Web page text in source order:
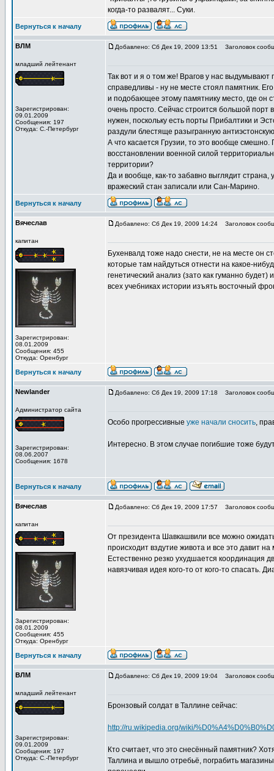
когда-то развалят... Суки.
Вернуться к началу
ВЛМ
младший лейтенант
Зарегистрирован:
09.01.2009
Сообщения: 197
Откуда: С.-Петербург
Добавлено: Сб Дек 19, 2009 13:51 Заголовок
Так вот и я о том же! Врагов у нас
справедливы - ну не месте стоял памятник.
и подобающее этому памятнику место, где он
очень просто. Сейчас строится большой порт
нужен, поскольку есть порты Прибалтики и
раздули блестяще разыгранную
А что касается Грузии, то это вообще смешно.
восстановлении военной силой
территории?
Да и вообще, как-то забавно выглядит
вражеский стан записали или Сан-Марино.
Вернуться к началу
Вячеслав
капитан
Зарегистрирован:
08.01.2009
Сообщения: 455
Откуда: Оренбург
Добавлено: Сб Дек 19, 2009 14:24 Заголовок
Бухенвалд тоже надо снести, не на месте он
которые там найдуться отнести на какое-
генетический анализ (зато как гуманно
всех учебниках истории изъять восточный
Вернуться к началу
Newlander
Администратор сайта
Зарегистрирован:
08.06.2007
Сообщения: 1678
Добавлено: Сб Дек 19, 2009 17:18 Заголовок
Особо прогрессивные уже начали сносить,
Интересно. В этом случае погибшие тоже
Вернуться к началу
Вячеслав
капитан
Зарегистрирован:
08.01.2009
Сообщения: 455
Откуда: Оренбург
Добавлено: Сб Дек 19, 2009 17:57 Заголовок
От президента Шавкашвили все можно
происходит вздутие живота и все это давит
Естественно резко ухудшается координация
навязчивая идея кого-то от кого-то спасать.
Вернуться к началу
ВЛМ
младший лейтенант
Зарегистрирован:
09.01.2009
Сообщения: 197
Откуда: С.-Петербург
Добавлено: Сб Дек 19, 2009 19:04 Заголовок
Бронзовый солдат в Таллине сейчас:
http://ru.wikipedia.org/wiki/
Кто считает, что это снесённый памятник?
Таллина и вышло отребьё, пограбить